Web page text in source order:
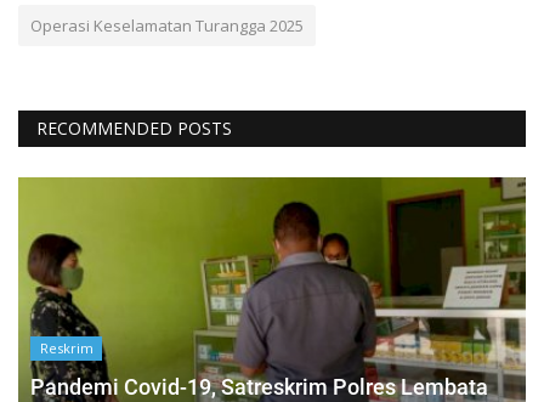
Operasi Keselamatan Turangga 2025
RECOMMENDED POSTS
Reskrim
Pandemi Covid-19, Satreskrim Polres Lembata